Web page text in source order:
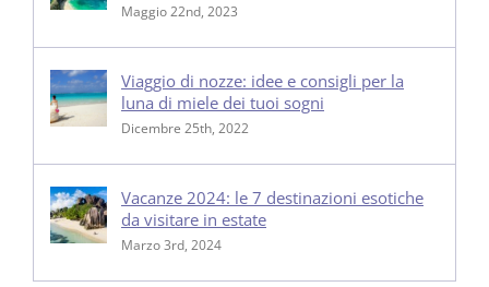
Maggio 22nd, 2023
Viaggio di nozze: idee e consigli per la
luna di miele dei tuoi sogni
Dicembre 25th, 2022
Vacanze 2024: le 7 destinazioni esotiche
da visitare in estate
Marzo 3rd, 2024